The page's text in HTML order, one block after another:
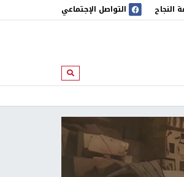
النجاح التواصل الإجتماعي
ابحث